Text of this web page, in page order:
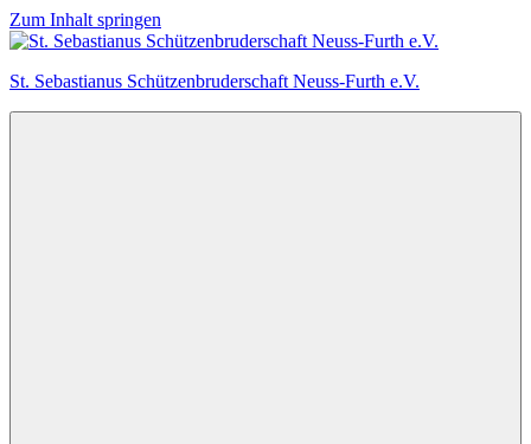
Zum Inhalt springen
St. Sebastianus Schützenbruderschaft Neuss-Furth e.V.